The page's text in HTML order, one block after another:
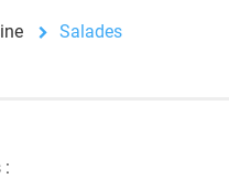
Salades
: